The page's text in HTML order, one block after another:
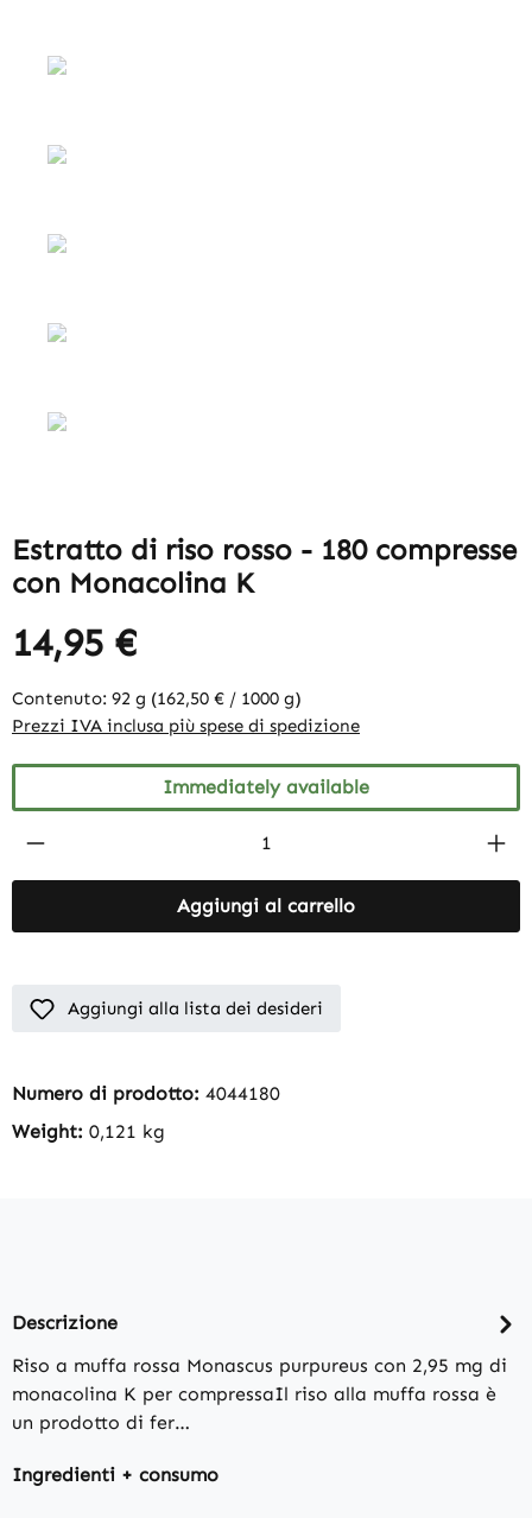
Estratto di riso rosso - 180 compresse
con Monacolina K
14,95 €
Contenuto: 92 g (162,50 € / 1000 g)
Prezzi IVA inclusa più spese di spedizione
Immediately available
Product Quantity: Enter the desired
Aggiungi al carrello
Aggiungi alla lista dei desideri
Numero di prodotto: 4044180
Weight: 0,121 kg
Descrizione
Riso a muffa rossa Monascus purpureus con 2,95 mg di
monacolina K per compressaIl riso alla muffa rossa è
un prodotto di fer…
Ingredienti + consumo